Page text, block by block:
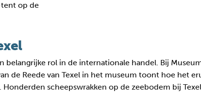
tent op de
belangrijke rol in de internationale handel. Bij
de Reede van Texel in het museum toont hoe het
scheepswrakken op de zeebodem bij